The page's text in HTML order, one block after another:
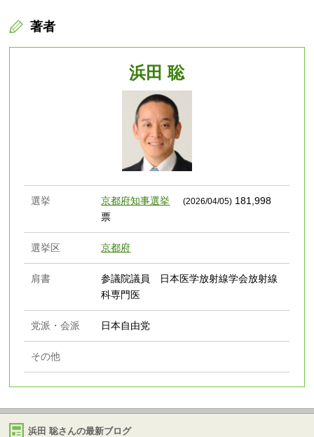
著者
浜田 聡
選挙 京都府知事選挙 (2026/04/05) 181,998
票
選挙区 京都府
肩書
参議院議員 日本医学放射線学会放射線
科専門医
党派・会派 日本自由党
その他
浜田 聡さんの最新ブログ